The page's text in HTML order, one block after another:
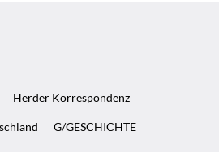
Herder Korrespondenz
G/GESCHICHTE